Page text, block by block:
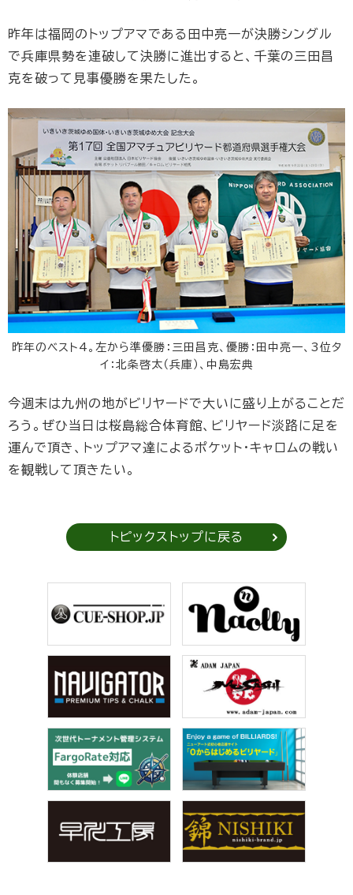
昨年は福岡のトップアマである田中亮一が決勝シングル
で兵庫県勢を連破して決勝に進出すると、千葉の三田昌
克を破って見事優勝を果たした。
昨年のベスト4。左から準優勝：三田昌克、優勝：田中亮一、3位タ
イ：北条啓太（兵庫）、中島宏典
今週末は九州の地がビリヤードで大いに盛り上がることだ
ろう。ぜひ当日は桜島総合体育館、ビリヤード淡路に足を
運んで頂き、トップアマ達によるポケット・キャロムの戦い
を観戦して頂きたい。
トピックストップに戻る